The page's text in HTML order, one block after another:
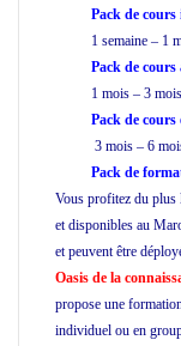
Pack de cours
1 semaine – 1
Pack de cours
1 mois – 3
Pack de cours
3 mois – 6
Pack de
Vous profitez du plus
et disponibles au
et peuvent être
Oasis de la
propose une
individuel ou en